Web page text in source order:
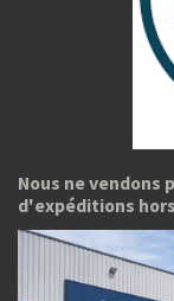
Nous ne vendons
d'expéditions